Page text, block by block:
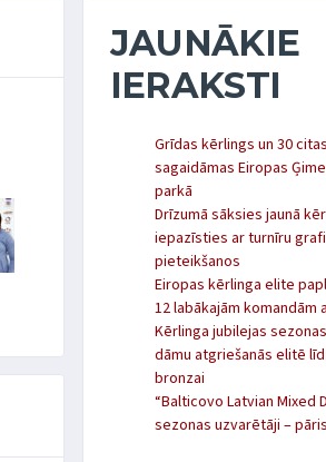
JAUNĀKIE
IERAKSTI
Grīdas kērlings un 30
sagaidāmas Eiropas
parkā
Drīzumā sāksies jaunā
iepazīsties ar turnīru
pieteikšanos
Eiropas kērlinga elite
12 labākajām komandām
Kērlinga jubilejas
dāmu atgriešanās elitē
bronzai
“Balticovo Latvian Mixed
sezonas uzvarētāji –